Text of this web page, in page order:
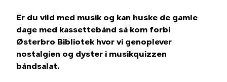
Er du vild med musik og kan huske de gamle
dage med kassettebånd så kom forbi
Østerbro Bibliotek hvor vi genoplever
nostalgien og dyster i musikquizzen
båndsalat.